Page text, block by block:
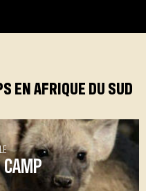
EN AFRIQUE DU SUD
CAMP